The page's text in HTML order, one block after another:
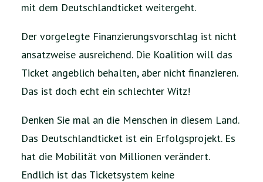
mit dem Deutschlandticket weitergeht.
Der vorgelegte Finanzierungsvorschlag ist nicht
ansatzweise ausreichend. Die Koalition will das
Ticket angeblich behalten, aber nicht finanzieren.
Das ist doch echt ein schlechter Witz!
Denken Sie mal an die Menschen in diesem Land.
Das Deutschlandticket ist ein Erfolgsprojekt. Es
hat die Mobilität von Millionen verändert.
Endlich ist das Ticketsystem keine